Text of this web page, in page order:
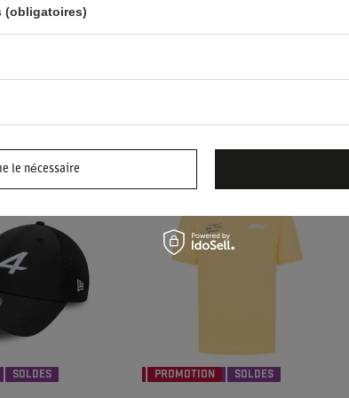
€ -40%
Prix normal:85,70 € -40%
SOLDES PROMOTION SOLDES
(obligatoires)
le nécessaire